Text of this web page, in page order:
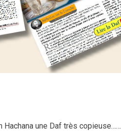
Hachana une Daf très copieuse……